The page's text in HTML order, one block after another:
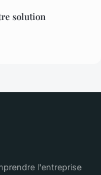
solution
l'entreprise